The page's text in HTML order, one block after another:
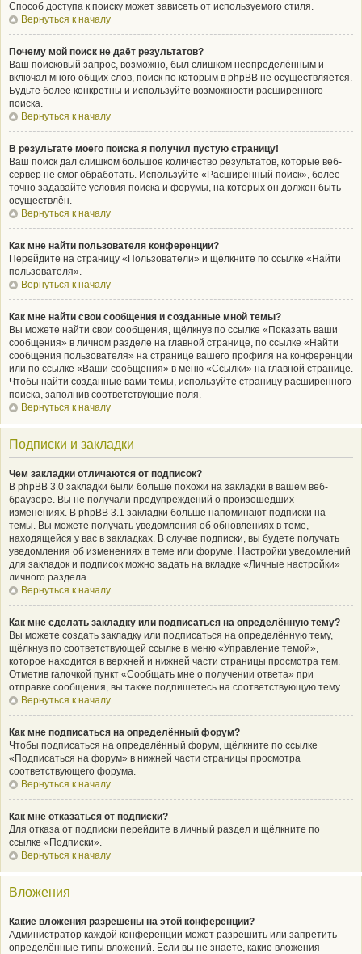
Способ доступа к поиску может зависеть от используемого стиля.
Вернуться к началу
Почему мой поиск не даёт результатов?
Ваш поисковый запрос, возможно, был слишком неопределённым и
включал много общих слов, поиск по которым в phpBB не осуществляется.
Будьте более конкретны и используйте возможности расширенного
поиска.
Вернуться к началу
В результате моего поиска я получил пустую страницу!
Ваш поиск дал слишком большое количество результатов, которые веб-
сервер не смог обработать. Используйте «Расширенный поиск», более
точно задавайте условия поиска и форумы, на которых он должен быть
осуществлён.
Вернуться к началу
Как мне найти пользователя конференции?
Перейдите на страницу «Пользователи» и щёлкните по ссылке «Найти
пользователя».
Вернуться к началу
Как мне найти свои сообщения и созданные мной темы?
Вы можете найти свои сообщения, щёлкнув по ссылке «Показать ваши
сообщения» в личном разделе на главной странице, по ссылке «Найти
сообщения пользователя» на странице вашего профиля на конференции
или по ссылке «Ваши сообщения» в меню «Ссылки» на главной странице.
Чтобы найти созданные вами темы, используйте страницу расширенного
поиска, заполнив соответствующие поля.
Вернуться к началу
Подписки и закладки
Чем закладки отличаются от подписок?
В phpBB 3.0 закладки были больше похожи на закладки в вашем веб-
браузере. Вы не получали предупреждений о произошедших
изменениях. В phpBB 3.1 закладки больше напоминают подписки на
темы. Вы можете получать уведомления об обновлениях в теме,
находящейся у вас в закладках. В случае подписки, вы будете получать
уведомления об изменениях в теме или форуме. Настройки уведомлений
для закладок и подписок можно задать на вкладке «Личные настройки»
личного раздела.
Вернуться к началу
Как мне сделать закладку или подписаться на определённую тему?
Вы можете создать закладку или подписаться на определённую тему,
щёлкнув по соответствующей ссылке в меню «Управление темой»,
которое находится в верхней и нижней части страницы просмотра тем.
Отметив галочкой пункт «Сообщать мне о получении ответа» при
отправке сообщения, вы также подпишетесь на соответствующую тему.
Вернуться к началу
Как мне подписаться на определённый форум?
Чтобы подписаться на определённый форум, щёлкните по ссылке
«Подписаться на форум» в нижней части страницы просмотра
соответствующего форума.
Вернуться к началу
Как мне отказаться от подписки?
Для отказа от подписки перейдите в личный раздел и щёлкните по
ссылке «Подписки».
Вернуться к началу
Вложения
Какие вложения разрешены на этой конференции?
Администратор каждой конференции может разрешить или запретить
определённые типы вложений. Если вы не знаете, какие вложения